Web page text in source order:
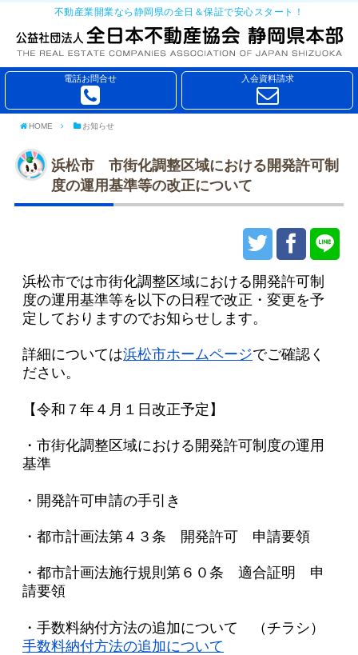
不動産業開業なら静岡県の全日＆保証で安心スタート！
電話お問合せ 入会資料請求
HOME お知らせ
浜松市 市街化調整区域における開発許可制
度の運用基準等の改正について
浜松市では市街化調整区域における開発許可制
度の運用基準等を以下の日程で改正・変更を予
定しておりますのでお知らせします。
詳細については浜松市ホームページでご確認く
ださい。
【令和７年４月１日改正予定】
・市街化調整区域における開発許可制度の運用
基準
・開発許可申請の手引き
・都市計画法第４３条 開発許可 申請要領
・都市計画法施行規則第６０条 適合証明 申
請要領
・手数料納付方法の追加について （チラシ）
手数料納付方法の追加について